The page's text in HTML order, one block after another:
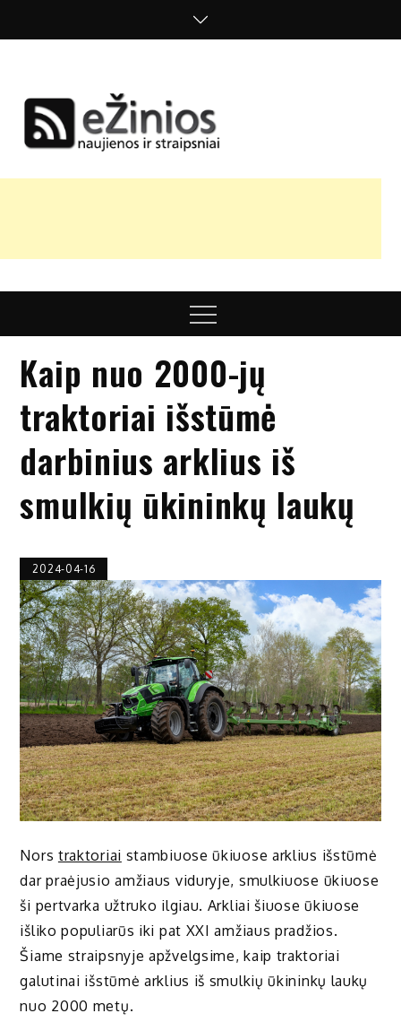
nuomonės
Menu
Kaip nuo 2000-jų
traktoriai išstūmė
darbinius arklius iš
smulkių ūkininkų laukų
2024-04-16
Nors traktoriai stambiuose ūkiuose arklius išstūmė
dar praėjusio amžiaus viduryje, smulkiuose ūkiuose
ši pertvarka užtruko ilgiau. Arkliai šiuose ūkiuose
išliko populiarūs iki pat XXI amžiaus pradžios.
Šiame straipsnyje apžvelgsime, kaip traktoriai
galutinai išstūmė arklius iš smulkių ūkininkų laukų
nuo 2000 metų.